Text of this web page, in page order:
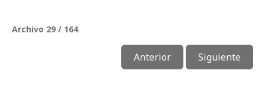
Archivo 29 / 164
Anterior Siguiente